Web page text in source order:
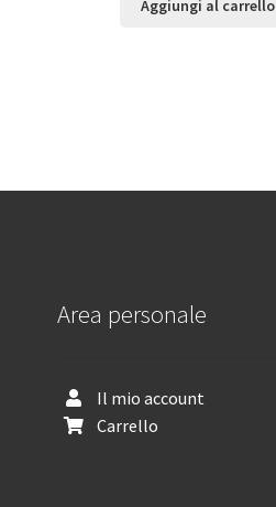
Aggiungi al carrello
Area personale
Il mio account
Carrello